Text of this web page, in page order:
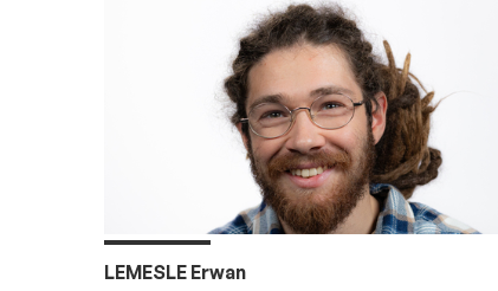
LEMESLE Erwan